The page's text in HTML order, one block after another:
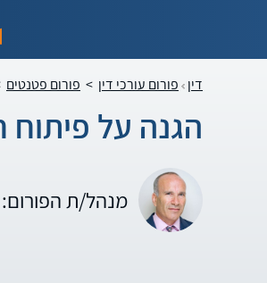
דין פורום עורכי דין > פורום פטנטים
הגנה על
מנהל/ת